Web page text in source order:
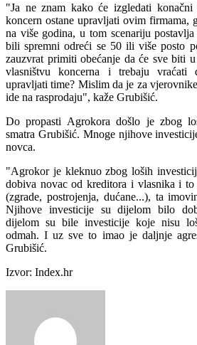
"Ja ne znam kako će izgledati
koncern ostane upravljati ovim firmama,
na više godina, u tom scenariju
bili spremni odreći se 50 ili više posto
zauzvrat primiti obećanje da će sve biti
vlasništvu koncerna i trebaju vraćati
upravljati time? Mislim da je za
ide na rasprodaju", kaže Grubišić.
Do propasti Agrokora došlo je zbog
smatra Grubišić. Mnoge njihove
novca.
"Agrokor je kleknuo zbog loših
dobiva novac od kreditora i vlasnika i
(zgrade, postrojenja, dućane...), ta
Njihove investicije su dijelom bilo
dijelom su bile investicije koje nisu
odmah. I uz sve to imao je daljnje
Grubišić.
Izvor: Index.hr